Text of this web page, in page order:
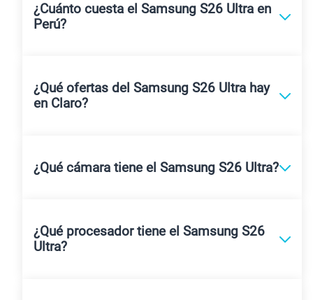
¿Cuánto cuesta el Samsung S26 Ultra en
Perú?
¿Qué ofertas del Samsung S26 Ultra hay
en Claro?
¿Qué cámara tiene el Samsung S26 Ultra?
¿Qué procesador tiene el Samsung S26
Ultra?